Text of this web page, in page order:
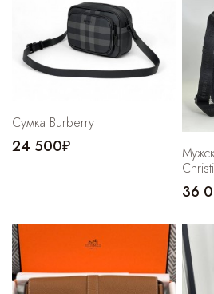
Сумка Burberry
24 500₽
36